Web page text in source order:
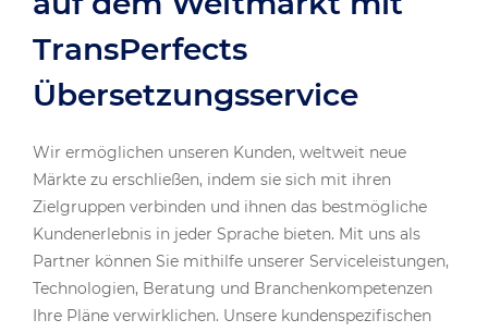
TransPerfects
Übersetzungsservice
Wir ermöglichen unseren Kunden, weltweit neue
Märkte zu erschließen, indem sie sich mit ihren
Zielgruppen verbinden und ihnen das bestmögliche
Kundenerlebnis in jeder Sprache bieten. Mit uns als
Partner können Sie mithilfe unserer Serviceleistungen,
Technologien, Beratung und Branchenkompetenzen
Ihre Pläne verwirklichen. Unsere kundenspezifischen